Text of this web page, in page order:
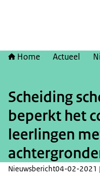
Home Actueel
Scheiding
beperkt het
leerlingen
Nieuwsbericht04-02-2021